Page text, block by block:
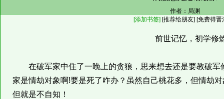
作者： 局渊
[添加书签] [推荐给朋友] [免费得晋
前世记忆，初学修
在破军家中住了一晚上的贪狼，思来想去还是要教破军
家是情劫对象啊!要是死了咋办？虽然自己桃花多，但情劫
但就是不自知！